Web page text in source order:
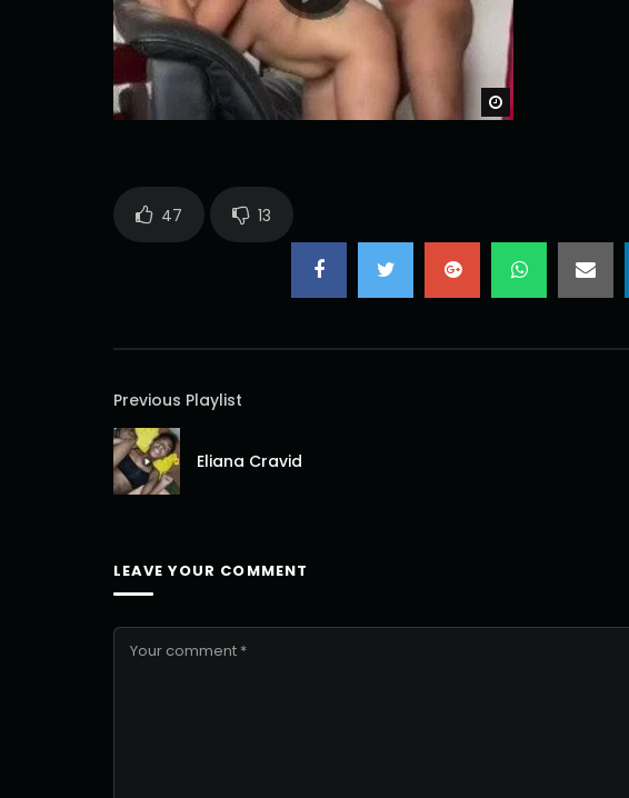
47 13
Previous Playlist
Eliana Cravid
LEAVE YOUR COMMENT